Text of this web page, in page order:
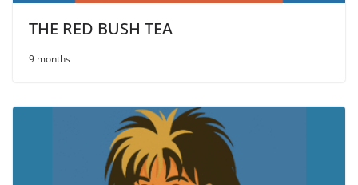
THE RED BUSH ТЕА
9 months